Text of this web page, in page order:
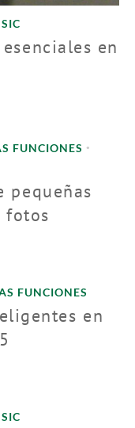
en
FUNCIONES •
pequeñas
fotos
FUNCIONES
en